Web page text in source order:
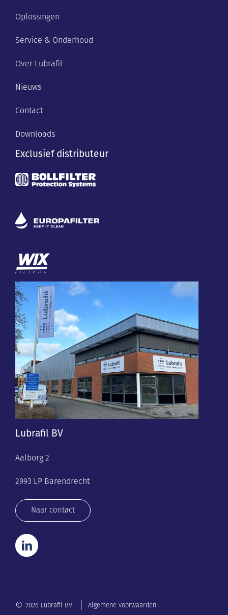
Oplossingen
Service & Onderhoud
Over Lubrafil
Nieuws
Contact
Downloads
Exclusief distributeur
Lubrafil BV
Aalborg 2
2993 LP Barendrecht
Naar contact
© 2026 Lubrafil BV Algemene voorwaarden